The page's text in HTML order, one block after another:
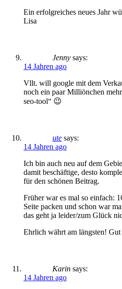
Ein erfolgreiches neues Jahr
Lisa
Jenny says:
14 Jahren ago
Vllt. will google mit dem
noch ein paar Milliönchen
seo-tool“ 😉
ute says:
14 Jahren ago
Ich bin auch neu auf dem
damit beschäftige, desto
für den schönen Beitrag.
Früher war es mal so einfach:
Seite packen und schon war
das geht ja leider/zum Glück
Ehrlich währt am längsten! Gut
Karin says:
14 Jahren ago